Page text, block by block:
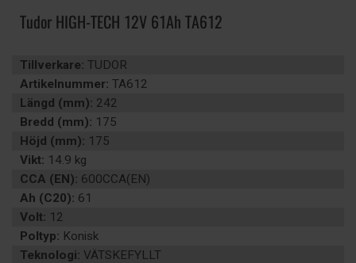
Tudor HIGH-TECH 12V 61Ah TA612
Tillverkare: TUDOR
Artikelnummer: TA612
Längd (mm): 242
Bredd (mm): 175
Höjd (mm): 175
Vikt: 14.9 kg
CCA (EN): 600CCA(EN)
Ah (C20): 61
Volt: 12
Poltyp: Konisk
Teknologi: VÄTSKEFYLLT